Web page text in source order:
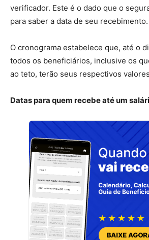
verificador. Este é o dado que o
para saber a data de seu recebimento.
O cronograma estabelece que, até o
todos os beneficiários, inclusive os
ao teto, terão seus respectivos
Datas para quem recebe até um